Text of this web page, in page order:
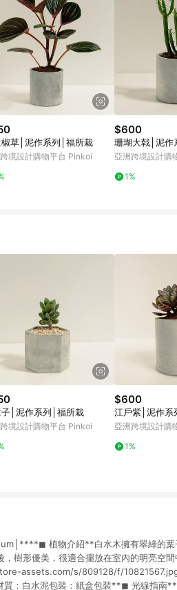
草│泥作系列│福所栽
境設計購物平台 Pinkoi
$600
珊瑚大戟│泥作
亞洲跨境設計購
1%
│泥作系列│福所栽
境設計購物平台 Pinkoi
$600
江戶紫│泥作系
亞洲跨境設計購
1%
植物介紹**白水木擁有翠綠的葉
，樹形優美，很適合擺放在室內的明亮
assets.com/s/809128/f/
：白水泥包裝：紙盒包裝**◼︎ 光線指南